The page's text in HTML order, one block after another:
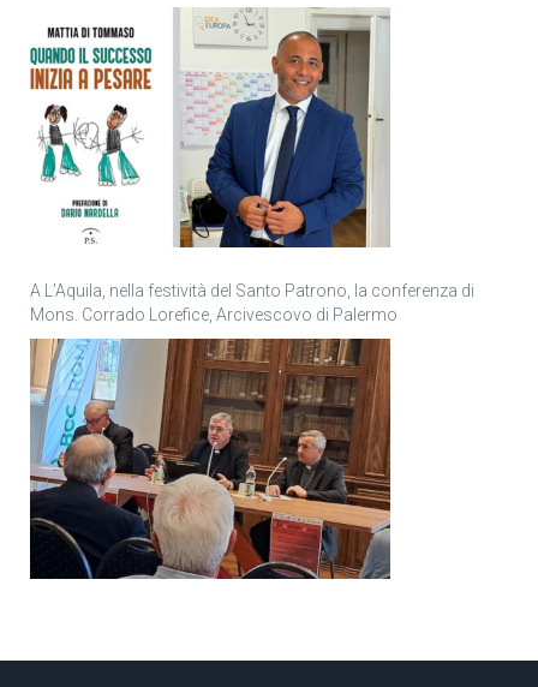
A L’Aquila, nella festività del Santo Patrono, la conferenza di
Mons. Corrado Lorefice, Arcivescovo di Palermo